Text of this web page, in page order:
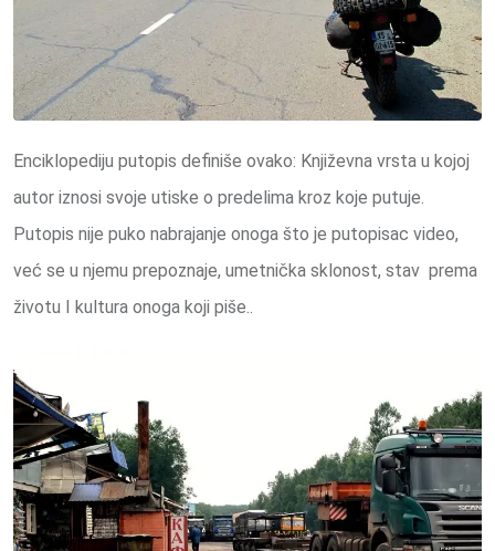
Enciklopediju putopis definiše ovako: Književna vrsta u kojoj
autor iznosi svoje utiske o predelima kroz koje putuje.
Putopis nije puko nabrajanje onoga što je putopisac video,
već se u njemu prepoznaje, umetnička sklonost, stav prema
životu I kultura onoga koji piše..